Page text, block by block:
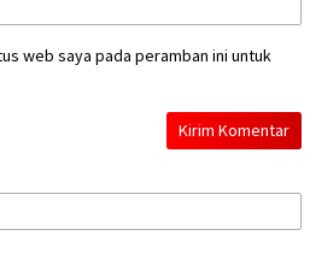
web saya pada peramban ini untuk